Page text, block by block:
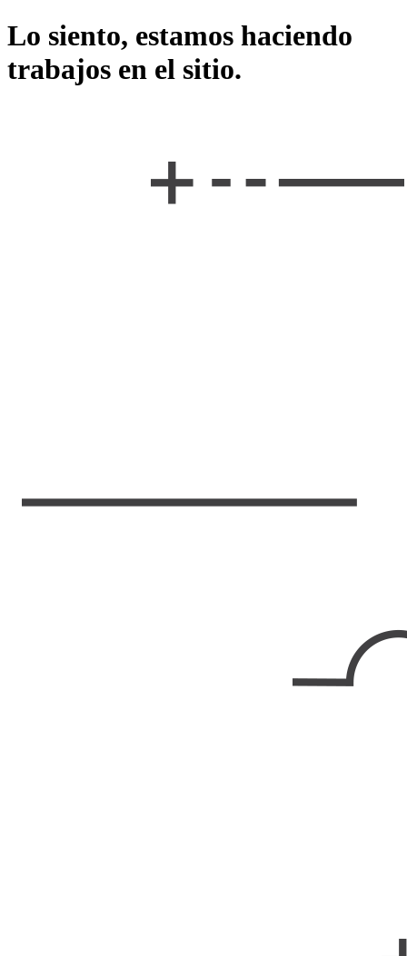
Lo siento, estamos haciendo
trabajos en el sitio.